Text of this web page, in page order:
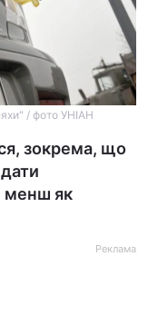
/ фото УНІАН
зокрема, що
менш як
Реклама